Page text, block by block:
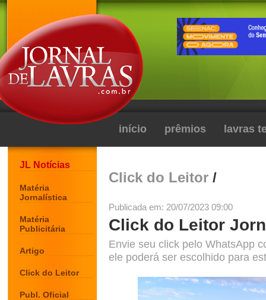
início prêmios lavras
JL Notícias
Matéria
Jornalística
Matéria
Publicitária
Artigo
Click do Leitor
Publ. Oficial
Click do Leitor /
Publicada em: 20/07/2023 09:00
Click do Leitor
Envie seu click pelo WhatsApp
ele poderá ser escolhido para